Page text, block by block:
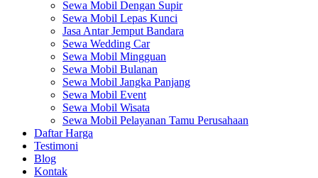
Sewa Mobil Dengan Supir
Sewa Mobil Lepas Kunci
Jasa Antar Jemput Bandara
Sewa Wedding Car
Sewa Mobil Mingguan
Sewa Mobil Bulanan
Sewa Mobil Jangka Panjang
Sewa Mobil Event
Sewa Mobil Wisata
Sewa Mobil Pelayanan Tamu Perusahaan
Daftar Harga
Testimoni
Blog
Kontak